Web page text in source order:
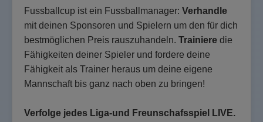
Fussballcup ist ein Fussballmanager: Verhandle
mit deinen Sponsoren und Spielern um den für dich
bestmöglichen Preis rauszuhandeln. Trainiere die
Fähigkeiten deiner Spieler und fordere deine
Fähigkeit als Trainer heraus um deine eigene
Mannschaft bis ganz nach oben zu bringen!
Verfolge jedes Liga-und Freunschafsspiel LIVE.